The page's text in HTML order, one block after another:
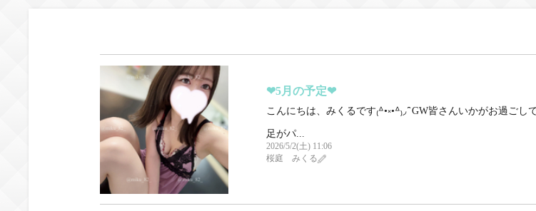
‪‪❤︎‬5月の予定‪‪❤︎‬
こんにちは、みくるです₍ᐞ•༝•ᐞ₎◞ ̑̑ GW皆さんいかがお過ご
足がパ...
2026/5/2(土) 11:06
桜庭 みくる